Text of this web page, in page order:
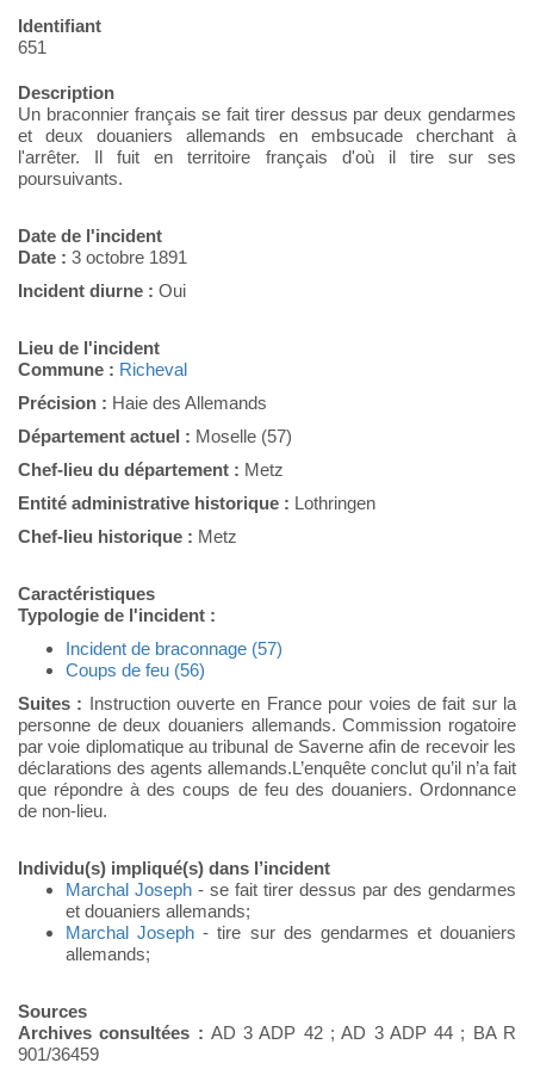
Identifiant
651
Description
Un braconnier français se fait tirer dessus par deux gendarmes
et deux douaniers allemands en embsucade cherchant à
l'arrêter. Il fuit en territoire français d'où il tire sur ses
poursuivants.
Date de l'incident
Date : 3 octobre 1891
Incident diurne : Oui
Lieu de l'incident
Commune : Richeval
Précision : Haie des Allemands
Département actuel : Moselle (57)
Chef-lieu du département : Metz
Entité administrative historique : Lothringen
Chef-lieu historique : Metz
Caractéristiques
Typologie de l'incident :
Incident de braconnage (57)
Coups de feu (56)
Suites :
Instruction ouverte en France pour voies de fait sur la
personne de deux douaniers allemands. Commission rogatoire
par voie diplomatique au tribunal de Saverne afin de recevoir les
déclarations des agents allemands.L’enquête conclut qu’il n’a fait
que répondre à des coups de feu des douaniers. Ordonnance
de non-lieu.
Individu(s) impliqué(s) dans l’incident
Marchal Joseph - se fait tirer dessus par des gendarmes
et douaniers allemands;
Marchal Joseph- tire sur des gendarmes et douaniers
allemands;
Sources
Archives consultées : AD 3 ADP 42 ; AD 3 ADP 44 ; BA R
901/36459